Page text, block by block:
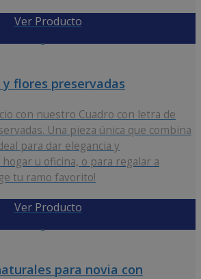
Ver Producto
flores preservadas
con nuestro Cuadro con letra de
Una pieza única que combina
para dar elegancia y
u oficina, o para regalar a
tu ramo favorito!
Ver Producto
para novia con